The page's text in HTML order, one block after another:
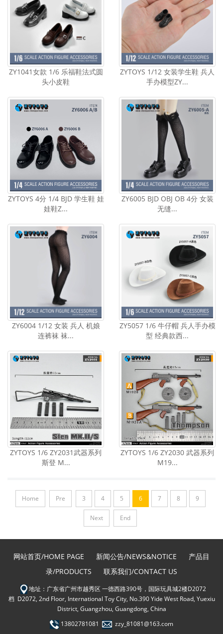
ZY1041女款 1/6 乐福鞋法式圆
头小皮鞋
ZYTOYS 1/12 女装学生鞋 兵人
手办模型ZY...
ZYTOYS 4分 1/4 BJD 学生鞋 娃
娃鞋Z...
ZY6005 BJD OBJ OB 4分 女装
无缝...
ZY6004 1/12 女装 兵人 机娘
连裤袜 袜...
ZY5057 1/6 牛仔帽 兵人手办模
型 经典款西...
ZYTOYS 1/6 ZY2031武器系列
斯登 M...
ZYTOYS 1/6 ZY2030 武器系列
M19...
Home Pre 3 4 5 6 7 8 9
Next End
网站首页/HOME PAGE 新闻公告/NEWS&NOTICE
产品目
录/PRODUCTS
联系我们/CONTACT US
地址：广东省广州市越秀区 一德西路390号，国际玩具城2楼D2072
档 D2072, 2nd Floor, International Toy City, No.390 Yide West Road, Yuexiu
District, Guangzhou, Guangdong, China
13802781081
zzy_81081@163.com